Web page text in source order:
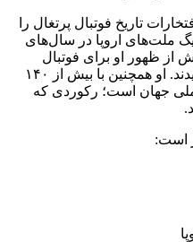
تاریخ فوتبال پرتغال را
قهرمانی در یورو ۲۰۱۶ و لیگ ملت‌های اروپا در سال‌های
که پیش از ظهور او برای فوتبال
پرتغال دست‌نیافتنی به نظر می‌رسیدند. او همچنین با بیش از ۱۴۰
ملی جهان است؛ رکوردی که
است: